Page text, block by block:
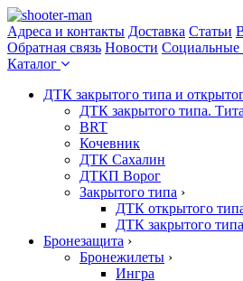
Адреса и контакты Доставка Статьи
Обратная связь Новости Социальные
Каталог
ДТК закрытого типа и
ДТК закрытого типа.
BRT
Кочевник
ДТК Сахалин
ДТКП Ворог
Закрытого типа ›
ДТК открытого
ДТК закрытого
Бронезащита ›
Бронежилеты ›
Ингра